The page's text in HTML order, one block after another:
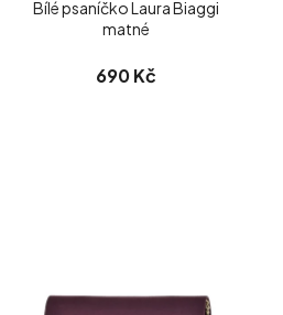
Bílé psaníčko Laura Biaggi
matné
690 Kč